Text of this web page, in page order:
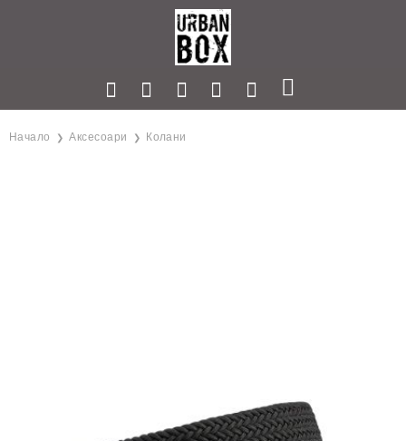
Начало Аксесоари Колани